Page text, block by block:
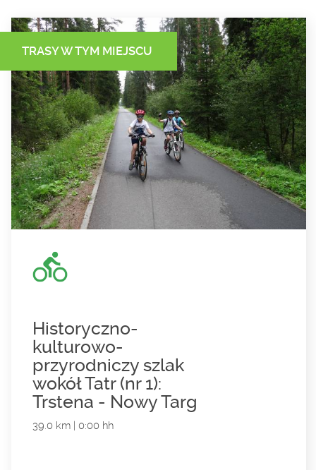
TRASY W TYM MIEJSCU
Historyczno-
kulturowo-
przyrodniczy szlak
wokół Tatr (nr 1):
Trstena - Nowy Targ
39.0 km | 0:00 hh